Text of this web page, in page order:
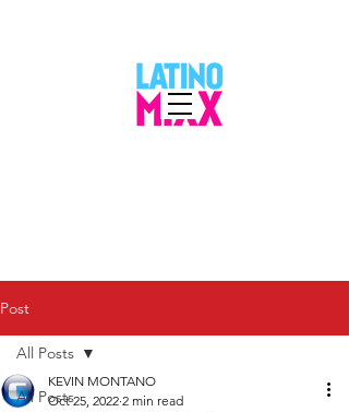
Post
All Posts
All Posts
KEVIN MONTANO
Oct 25, 2022 2 min read